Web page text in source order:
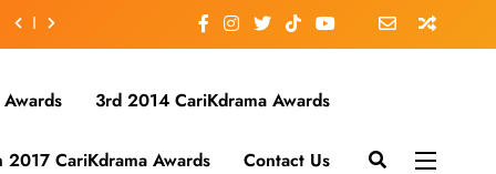
3rd 2014 CariKdrama Awards
2017 CariKdrama Awards Contact Us